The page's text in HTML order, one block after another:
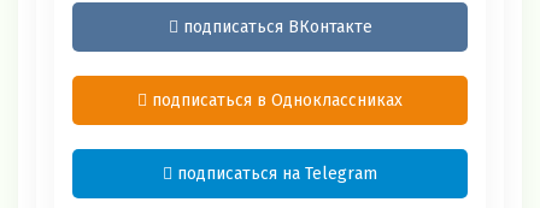
подписаться ВКонтакте
подписаться в Одноклассниках
подписаться на Telegram